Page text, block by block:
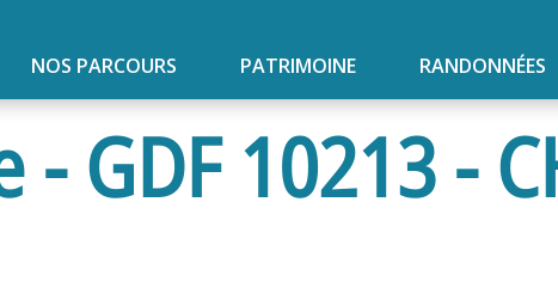
NOS PARCOURS PATRIMOINE RANDONNÉES
GDF 10213 -